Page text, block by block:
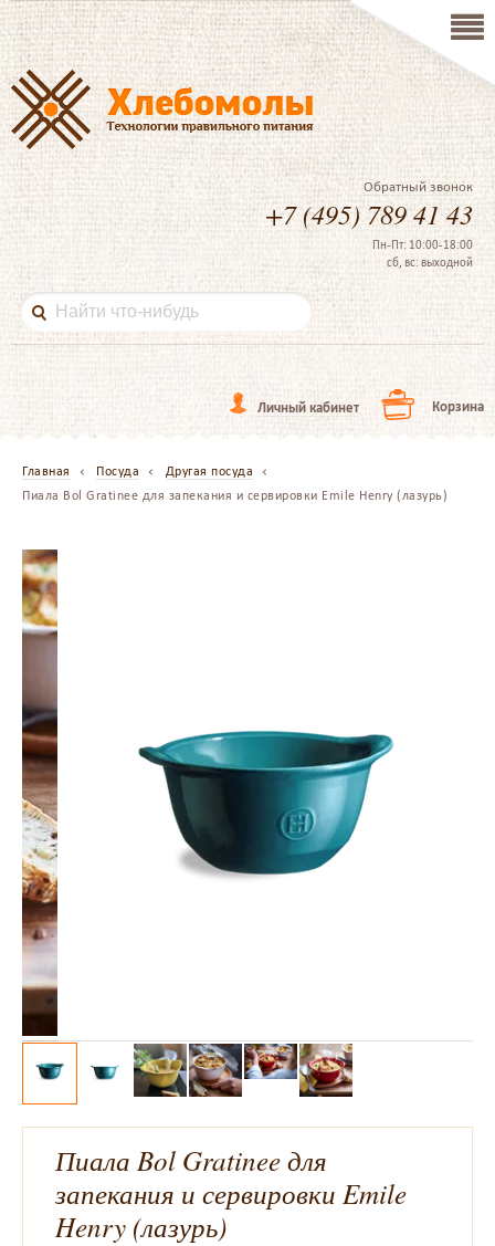
Обратный звонок
+7 (495) 789 41 43
Пн-Пт: 10:00-18:00
сб, вс: выходной
Личный кабинет Корзина
Главная Посуда
Другая посуда
Пиала Bol Gratinee для запекания и сервировки Emile Henry (лазурь)
Пиала Bol Gratinee для
запекания и сервировки Emile
Henry (лазурь)